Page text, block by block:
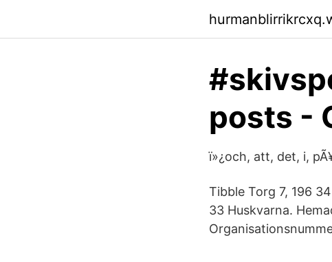
posts -
ï»¿och, att, det, i,
Tibble Torg 7, 196
33 Huskvarna.